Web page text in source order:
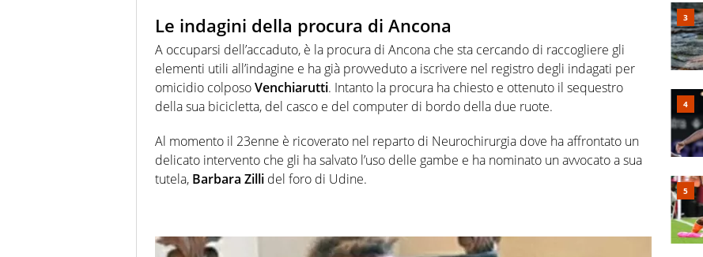
Le indagini della procura di Ancona
A occuparsi dell’accaduto, è la procura di Ancona che sta cercando di raccogliere gli
elementi utili all’indagine e ha già provveduto a iscrivere nel registro degli indagati per
omicidio colposoVenchiarutti. Intanto la procura ha chiesto e ottenuto il sequestro
della sua bicicletta, del casco e del computer di bordo della due ruote.
Al momento il 23enne è ricoverato nel reparto di Neurochirurgia dove ha affrontato un
delicato intervento che gli ha salvato l’uso delle gambe e ha nominato un avvocato a sua
tutela, Barbara Zilli del foro di Udine.